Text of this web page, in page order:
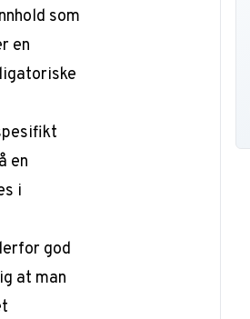
som
en
en
i
god
at man